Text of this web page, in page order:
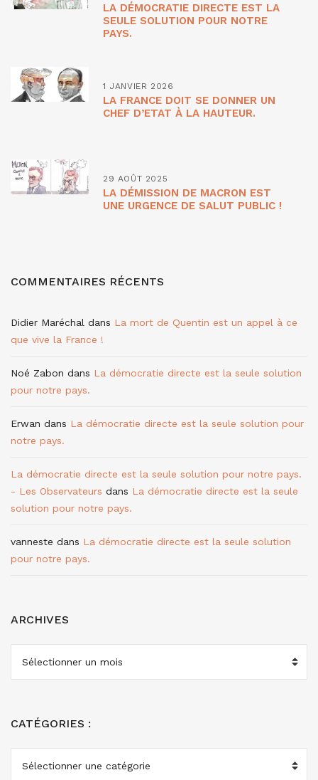
LA DÉMOCRATIE DIRECTE EST LA
SEULE SOLUTION POUR NOTRE
PAYS.
1 JANVIER 2026
LA FRANCE DOIT SE DONNER UN
CHEF D’ETAT À LA HAUTEUR.
29 AOÛT 2025
LA DÉMISSION DE MACRON EST
UNE URGENCE DE SALUT PUBLIC !
COMMENTAIRES RÉCENTS
Didier Maréchal dans La mort de Quentin est un appel à ce
que vive la France !
Noé Zabon dans La démocratie directe est la seule solution
pour notre pays.
Erwan dans La démocratie directe est la seule solution pour
notre pays.
La démocratie directe est la seule solution pour notre pays.
- Les Observateurs dans La démocratie directe est la seule
solution pour notre pays.
vanneste dans La démocratie directe est la seule solution
pour notre pays.
ARCHIVES
ARCHIVES
CATÉGORIES :
CATÉGORIES